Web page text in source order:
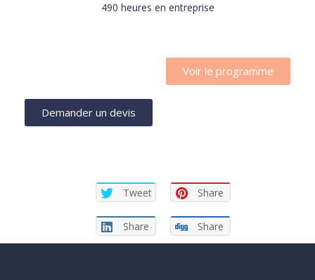
490 heures en entreprise
Voir le programme
Demander un devis
Tweet Share
Share Share